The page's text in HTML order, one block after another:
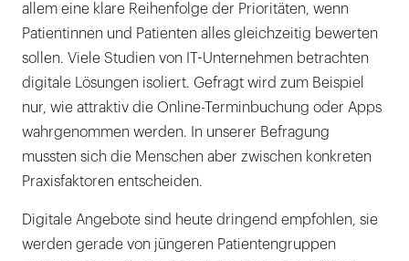
allem eine klare Reihenfolge der Prioritäten, wenn
Patientinnen und Patienten alles gleichzeitig bewerten
sollen. Viele Studien von IT-Unternehmen betrachten
digitale Lösungen isoliert. Gefragt wird zum Beispiel
nur, wie attraktiv die Online-Terminbuchung oder Apps
wahrgenommen werden. In unserer Befragung
mussten sich die Menschen aber zwischen konkreten
Praxisfaktoren entscheiden.
Digitale Angebote sind heute dringend empfohlen, sie
werden gerade von jüngeren Patientengruppen